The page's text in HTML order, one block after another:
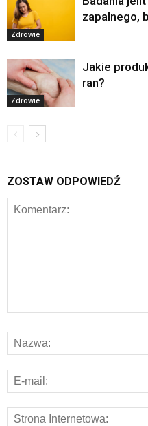
Zdrowie
zapalnego,
Zdrowie
Jakie
ran?
ZOSTAW ODPOWIEDŹ